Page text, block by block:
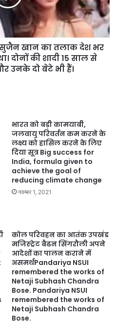
खान का तलाक देश भर
दोनों की शादी 15 साल से
उनके दो बेटे भी हैं।
भारत को बड़ी कामयाबी,
जलवायु परिवर्तन कम करने के
लक्ष्य को हासिल करने के लिए
दिया सूत्र Big success for
India, formula given to
achieve the goal of
reducing climate change
नवम्बर 1, 2021
कोल परिवहन का आतंक उपखंड
मजिस्ट्रेट बैढन सिंगरौली अपने
आदेशों का पालन कराने में
असमर्थPandariya NSUI
remembered the works of
Netaji Subhash Chandra
Bose. Pandariya NSUI
remembered the works of
Netaji Subhash Chandra
Bose.